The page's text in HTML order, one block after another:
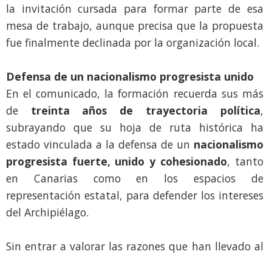
la invitación cursada para formar parte de esa
mesa de trabajo, aunque precisa que la propuesta
fue finalmente declinada por la organización local.
Defensa de un nacionalismo progresista unido
En el comunicado, la formación recuerda sus más
de treinta años de trayectoria política,
subrayando que su hoja de ruta histórica ha
estado vinculada a la defensa de un nacionalismo
progresista fuerte, unido y cohesionado, tanto
en Canarias como en los espacios de
representación estatal, para defender los intereses
del Archipiélago.
Sin entrar a valorar las razones que han llevado al